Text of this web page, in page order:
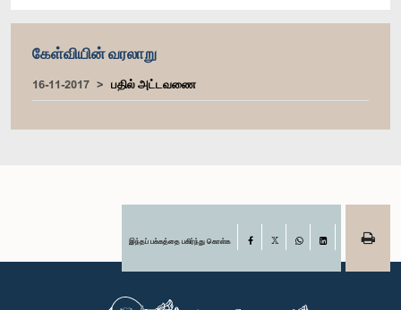
கேள்வியின் வரலாறு
16-11-2017 பதில் அட்டவணை
இந்தப் பக்கத்தை பகிர்ந்து கொள்க Facebook